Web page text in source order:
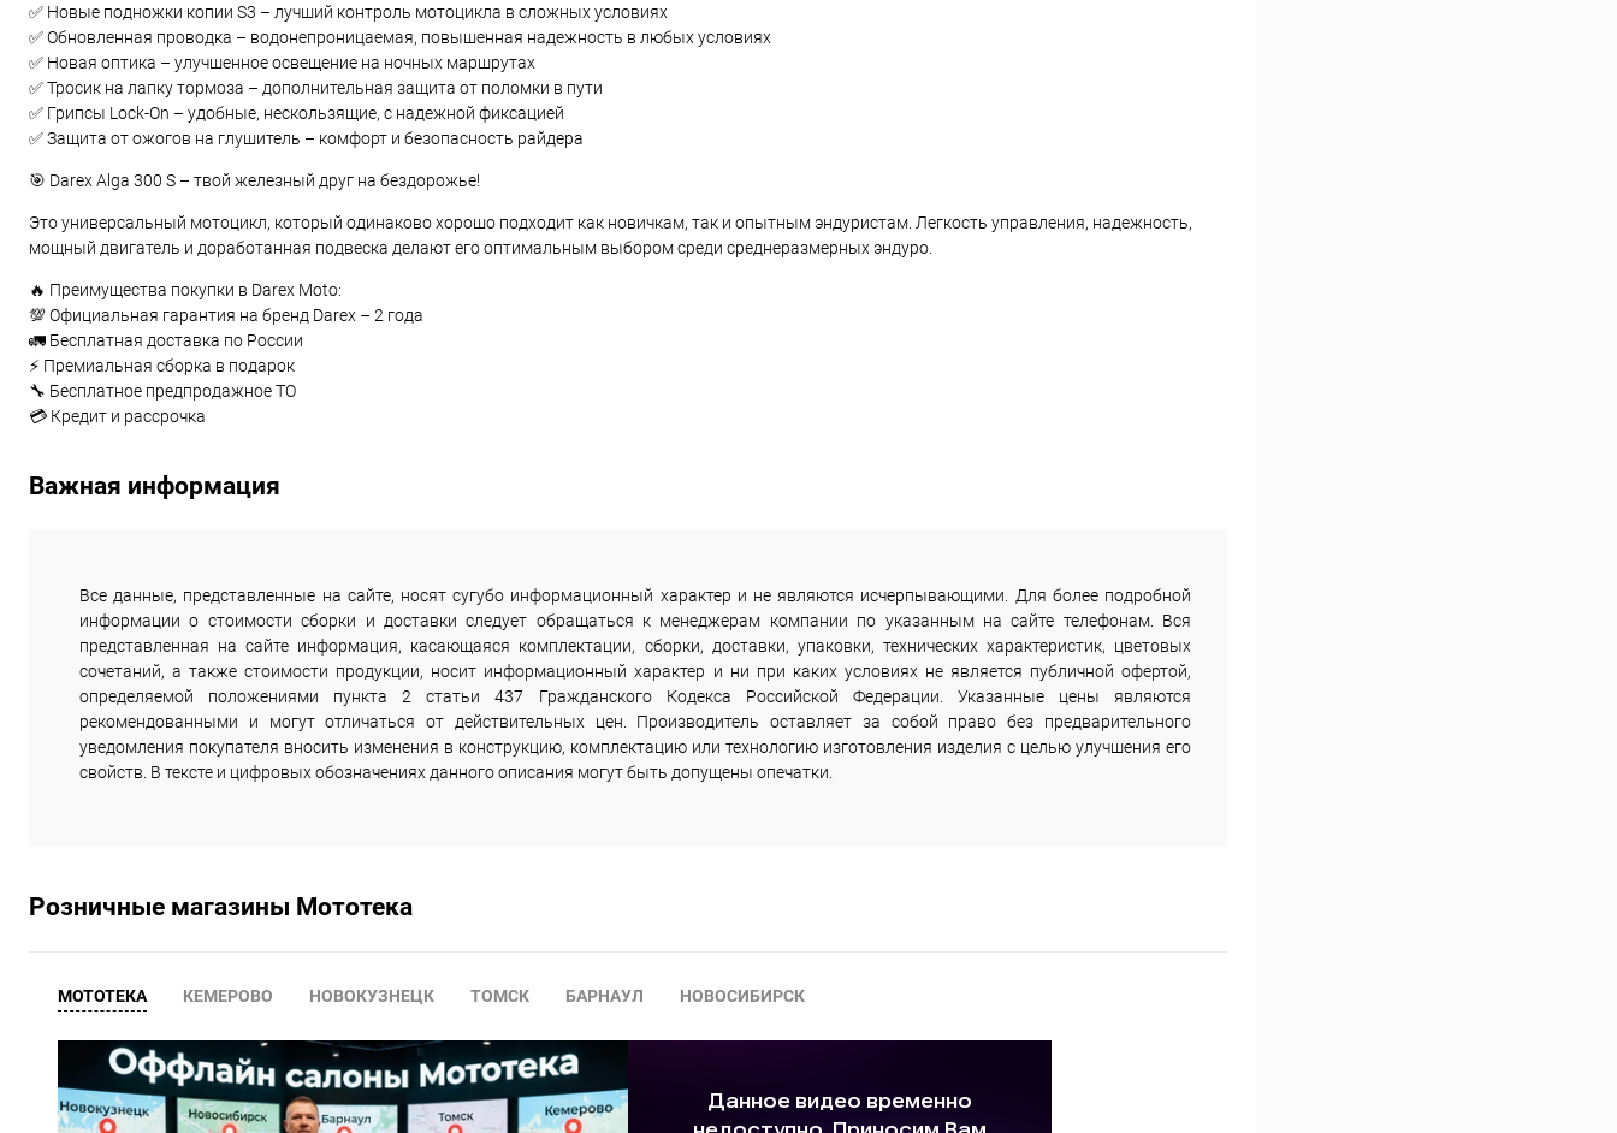
✅ Новые подножки копии S3 – лучший контроль мотоцикла в сложных условиях
✅ Обновленная проводка – водонепроницаемая, повышенная надежность в любых условиях
✅ Новая оптика – улучшенное освещение на ночных маршрутах
✅ Тросик на лапку тормоза – дополнительная защита от поломки в пути
✅ Грипсы Lock-On – удобные, нескользящие, с надежной фиксацией
✅ Защита от ожогов на глушитель – комфорт и безопасность райдера
🎯 Darex Alga 300 S – твой железный друг на бездорожье!
Это универсальный мотоцикл, который одинаково хорошо подходит как новичкам, так и опытным эндуристам. Легкость управления, надежность,
мощный двигатель и доработанная подвеска делают его оптимальным выбором среди среднеразмерных эндуро.
🔥 Преимущества покупки в Darex Moto:
💯 Официальная гарантия на бренд Darex – 2 года
🚛 Бесплатная доставка по России
⚡ Премиальная сборка в подарок
🔧 Бесплатное предпродажное ТО
💳 Кредит и рассрочка
Важная информация
Все данные, представленные на сайте, носят сугубо информационный характер и не являются исчерпывающими. Для более подробной
информации о стоимости сборки и доставки следует обращаться к менеджерам компании по указанным на сайте телефонам. Вся
представленная на сайте информация, касающаяся комплектации, сборки, доставки, упаковки, технических характеристик, цветовых
сочетаний, а также стоимости продукции, носит информационный характер и ни при каких условиях не является публичной офертой,
определяемой положениями пункта 2 статьи 437 Гражданского Кодекса Российской Федерации. Указанные цены являются
рекомендованными и могут отличаться от действительных цен. Производитель оставляет за собой право без предварительного
уведомления покупателя вносить изменения в конструкцию, комплектацию или технологию изготовления изделия с целью улучшения его
свойств. В тексте и цифровых обозначениях данного описания могут быть допущены опечатки.
Розничные магазины Мототека
МОТОТЕКА КЕМЕРОВО НОВОКУЗНЕЦК ТОМСК БАРНАУЛ НОВОСИБИРСК